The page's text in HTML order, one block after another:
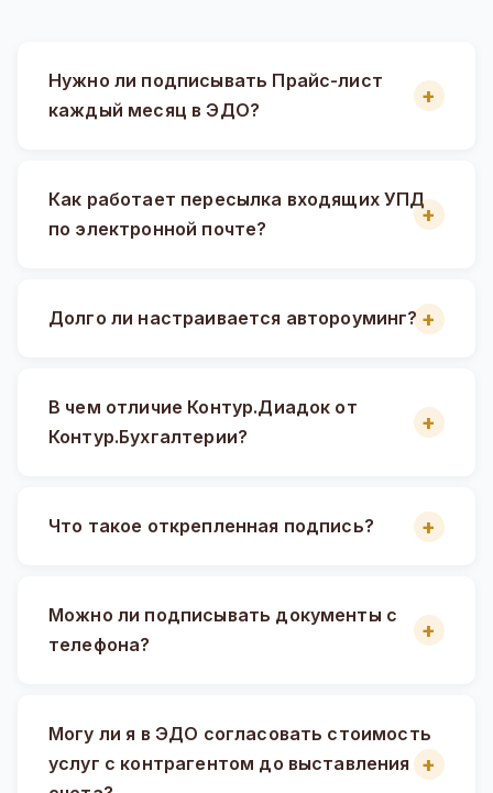
Нужно ли подписывать Прайс-лист
каждый месяц в ЭДО?
Как работает пересылка входящих УПД
по электронной почте?
Долго ли настраивается автороуминг?
В чем отличие Контур.Диадок от
Контур.Бухгалтерии?
Что такое открепленная подпись?
Можно ли подписывать документы с
телефона?
Могу ли я в ЭДО согласовать стоимость
услуг с контрагентом до выставления